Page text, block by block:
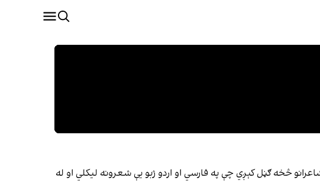
څخه ګڼل کېږي چې په فارسي او اردو ژبو یې شعرونه لیکلي او له